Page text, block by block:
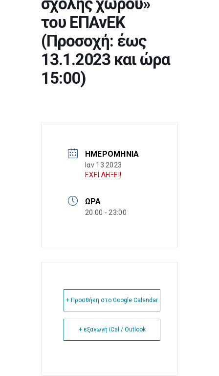
του ΕΠΑνΕΚ
(Προσοχή: έως
13.1.2023 και ώρα
15:00)
ΗΜΕΡΟΜΗΝΊΑ
Ιαν 13 2023
ΕΧΕΙ ΛΗΞΕΙ!
ΏΡΑ
20:00 - 23:00
+ Προσθήκη στο Google Calendar
+ εξαγωγή iCal / Outlook